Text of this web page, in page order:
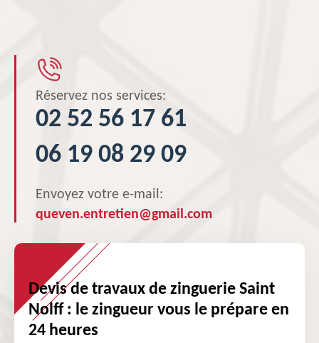
Réservez nos services:
02 52 56 17 61
06 19 08 29 09
Envoyez votre e-mail:
queven.entretien@gmail.com
Devis de travaux de zinguerie Saint
Nolff : le zingueur vous le prépare en
24 heures